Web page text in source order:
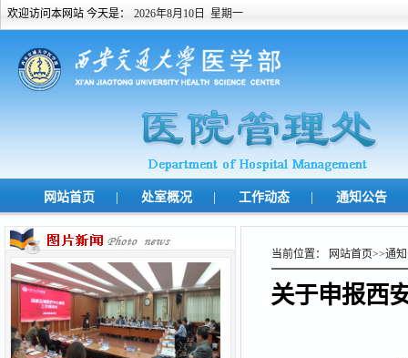
欢迎访问本网站 今天是： 2026年8月10日 星期一
网站首页 | 处室概况 | 工作动态 | 通知公告
当前位置： 网站首页>>通
关于申报西